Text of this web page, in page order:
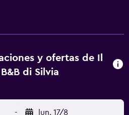
y ofertas de Il
di Silvia
- lun. 17/8